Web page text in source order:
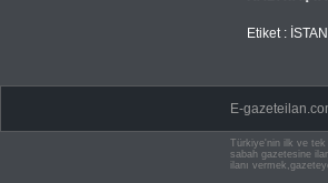
Etiket :
E-
Türkiye'nin ilk ve tek
sabah gazetesine
ilanı